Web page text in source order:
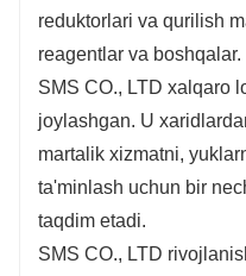
reduktorlari va qurilish
reagentlar va boshqalar.
SMS CO., LTD xalqaro
joylashgan. U
martalik xizmatni,
ta'minlash uchun bir
taqdim etadi.
SMS CO., LTD